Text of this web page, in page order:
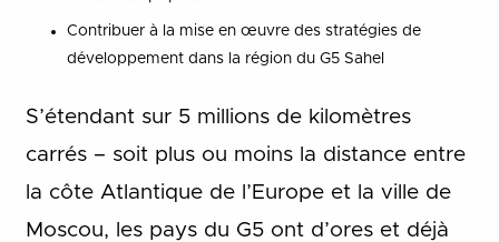
Contribuer à la mise en œuvre des stratégies de
développement dans la région du G5 Sahel
S’étendant sur 5 millions de kilomètres
carrés – soit plus ou moins la distance entre
la côte Atlantique de l’Europe et la ville de
Moscou, les pays du G5 ont d’ores et déjà